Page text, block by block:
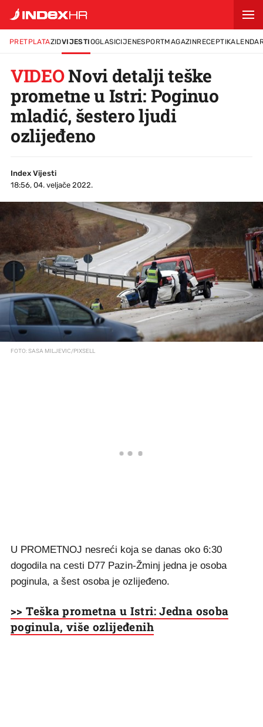
PRETPLATAZIDVIJESTIOGLASICIJENESPORTMAGAZINRECEPTI
VIDEONovi detalji teške
prometne u Istri: Poginuo
mladić, šestero ljudi
ozlijeđeno
Index Vijesti
18:56, 04. veljače 2022.
FOTO: SASA MILJEVIC/PIXSELL
U PROMETNOJ nesreći koja se danas oko 6:30
dogodila na cesti D77 Pazin-Žminj jedna je osoba
poginula, a šest osoba je ozlijeđeno.
>> Teška prometna u Istri: Jedna osoba
poginula, više ozlijeđenih